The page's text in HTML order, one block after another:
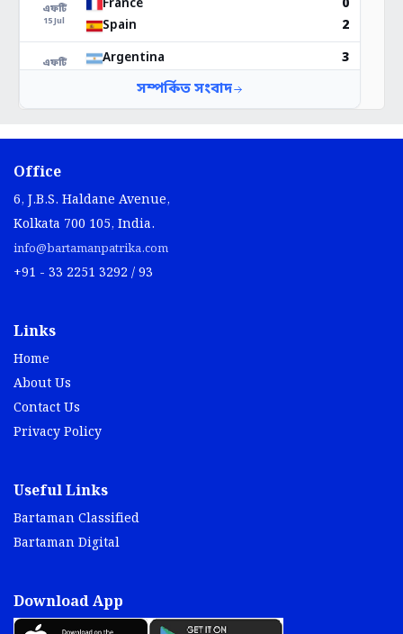
Office
6, J.B.S. Haldane Avenue,
Kolkata 700 105, India.
info@bartamanpatrika.com
+91 - 33 2251 3292 / 93
Links
Home
About Us
Contact Us
Privacy Policy
Useful Links
Bartaman Classified
Bartaman Digital
Download App